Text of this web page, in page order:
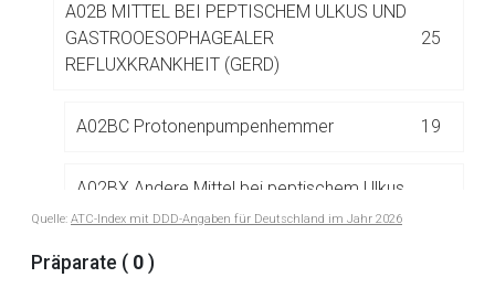
A02B MITTEL BEI PEPTISCHEM ULKUS UND
GASTROOESOPHAGEALER
REFLUXKRANKHEIT (GERD)
25
A02BC Protonenpumpenhemmer 19
A02BX Andere Mittel bei peptischem Ulkus
und gastrooesophagealer Refluxkrankheit
A02BX02 Sucralfat
Quelle: ATC-Index mit DDD-Angaben für Deutschland im Jahr 2026
Präparate ( 0 )